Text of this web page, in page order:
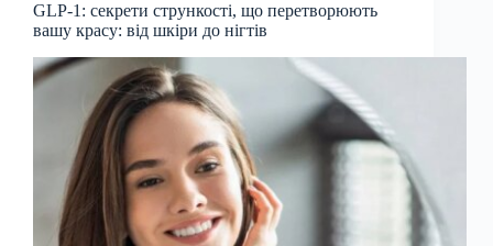
GLP-1: секрети стрункості, що перетворюють
вашу красу: від шкіри до нігтів